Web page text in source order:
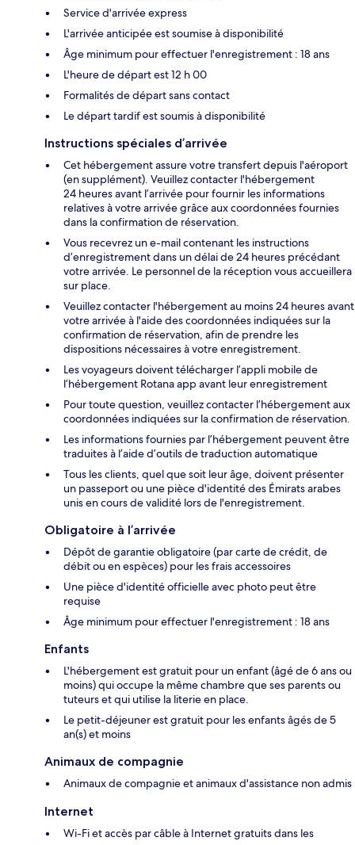
Service d'arrivée express
L'arrivée anticipée est soumise à disponibilité
Âge minimum pour effectuer l'enregistrement : 18 ans
L'heure de départ est 12 h 00
Formalités de départ sans contact
Le départ tardif est soumis à disponibilité
Instructions spéciales d’arrivée
Cet hébergement assure votre transfert depuis l'aéroport
(en supplément). Veuillez contacter l'hébergement
24 heures avant l’arrivée pour fournir les informations
relatives à votre arrivée grâce aux coordonnées fournies
dans la confirmation de réservation.
Vous recevrez un e-mail contenant les instructions
d’enregistrement dans un délai de 24 heures précédant
votre arrivée. Le personnel de la réception vous accueillera
sur place.
Veuillez contacter l'hébergement au moins 24 heures avant
votre arrivée à l'aide des coordonnées indiquées sur la
confirmation de réservation, afin de prendre les
dispositions nécessaires à votre enregistrement.
Les voyageurs doivent télécharger l’appli mobile de
l’hébergement Rotana app avant leur enregistrement
Pour toute question, veuillez contacter l’hébergement aux
coordonnées indiquées sur la confirmation de réservation.
Les informations fournies par l’hébergement peuvent être
traduites à l’aide d’outils de traduction automatique
Tous les clients, quel que soit leur âge, doivent présenter
un passeport ou une pièce d'identité des Émirats arabes
unis en cours de validité lors de l'enregistrement.
Obligatoire à l’arrivée
Dépôt de garantie obligatoire (par carte de crédit, de
débit ou en espèces) pour les frais accessoires
Une pièce d'identité officielle avec photo peut être
requise
Âge minimum pour effectuer l'enregistrement : 18 ans
Enfants
L'hébergement est gratuit pour un enfant (âgé de 6 ans ou
moins) qui occupe la même chambre que ses parents ou
tuteurs et qui utilise la literie en place.
Le petit-déjeuner est gratuit pour les enfants âgés de 5
an(s) et moins
Animaux de compagnie
Animaux de compagnie et animaux d'assistance non admis
Internet
Wi-Fi et accès par câble à Internet gratuits dans les